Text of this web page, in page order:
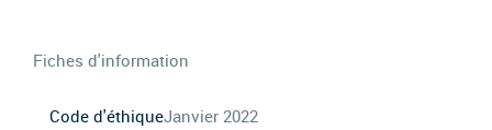
Fiches d'information
Code d'éthiqueJanvier 2022